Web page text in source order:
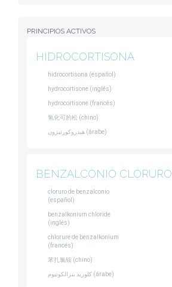
PRINCIPIOS ACTIVOS
HIDROCORTISONA
hidrocortisona (español)
hydrocortisone (inglés)
hydrocortisone (francés)
氢化可的松 (chino)
هيدروكورتيزون (árabe)
BENZALCONIO CLORURO
cloruro de benzalconio
(español)
benzalkonium chloride
(inglés)
chlorure de benzalkonium
(francés)
苯扎氯铵 (chino)
كلوريد بنزالكونيوم (árabe)